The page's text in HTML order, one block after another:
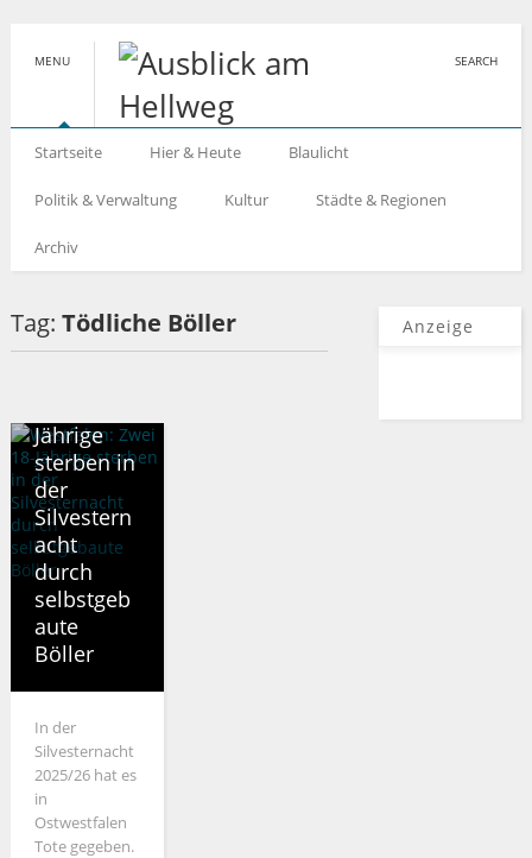
MENU SEARCH
Startseite Hier & Heute Blaulicht
Politik & Verwaltung Kultur Städte & Regionen
Archiv
Tag: Tödliche Böller
WESTFALEN
Jährige
sterben in
der
Silvestern
acht
durch
selbstgeb
aute
Böller
In der
Silvesternacht
2025/26 hat es
in
Ostwestfalen
Tote gegeben.
Anzeige